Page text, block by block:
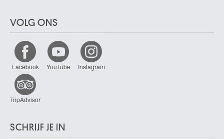
VOLG ONS
Facebook YouTube Instagram
TripAdvisor
SCHRIJF JE IN